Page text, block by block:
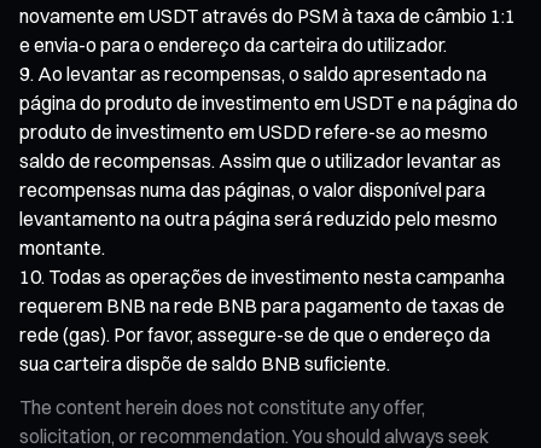
novamente em USDT através do PSM à taxa de câmbio 1:1
e envia-o para o endereço da carteira do utilizador.
Ao levantar as recompensas, o saldo apresentado na
página do produto de investimento em USDT e na página do
produto de investimento em USDD refere-se ao mesmo
saldo de recompensas. Assim que o utilizador levantar as
recompensas numa das páginas, o valor disponível para
levantamento na outra página será reduzido pelo mesmo
montante.
Todas as operações de investimento nesta campanha
requerem BNB na rede BNB para pagamento de taxas de
rede (gas). Por favor, assegure-se de que o endereço da
sua carteira dispõe de saldo BNB suficiente.
The content herein does not constitute any offer,
solicitation, or recommendation. You should always seek